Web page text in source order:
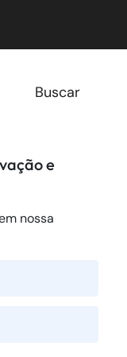
e
nossa